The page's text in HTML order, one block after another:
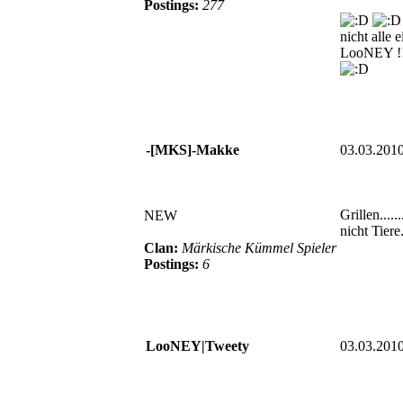
Postings: 277
nicht alle
LooNEY
-[MKS]-Makke
NEW
Clan: Märkische Kümmel Spieler
Postings: 6
nicht
LooNEY|Tweety